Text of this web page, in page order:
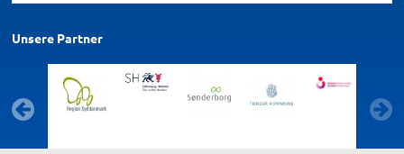
Unsere Partner